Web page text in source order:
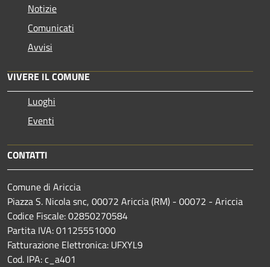
Notizie
Comunicati
Avvisi
VIVERE IL COMUNE
Luoghi
Eventi
CONTATTI
Comune di Ariccia
Piazza S. Nicola snc, 00072 Ariccia (RM) - 00072 - Ariccia
Codice Fiscale: 02850270584
Partita IVA: 01125551000
Fatturazione Elettronica: UFXYL9
Cod. IPA: c_a401